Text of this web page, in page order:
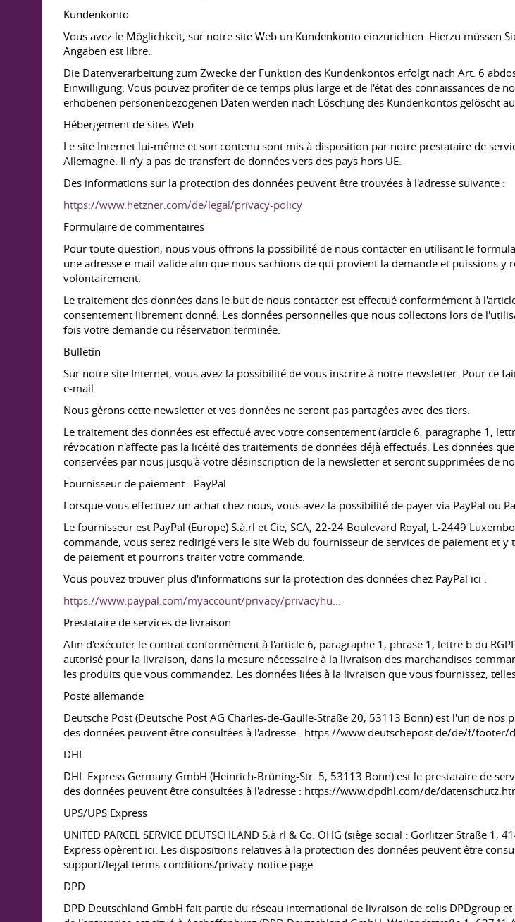
Kundenkonto
Vous avez le Möglichkeit, sur notre site Web un Kundenkonto einzurichten. Hierzu müssen
Angaben est libre.
Die Datenverarbeitung zum Zwecke der Funktion des Kundenkontos erfolgt nach Art. 6
Einwilligung. Vous pouvez profiter de ce temps plus large et de l'état des connaissances de
erhobenen personenbezogenen Daten werden nach Löschung des Kundenkontos gelöscht
Hébergement de sites Web
Le site Internet lui-même et son contenu sont mis à disposition par notre prestataire de
Allemagne. Il n’y a pas de transfert de données vers des pays hors UE.
Des informations sur la protection des données peuvent être trouvées à l'adresse suivante :
https://www.hetzner.com/de/legal/privacy-policy
Formulaire de commentaires
Pour toute question, nous vous offrons la possibilité de nous contacter en utilisant le
une adresse e-mail valide afin que nous sachions de qui provient la demande et puissions
volontairement.
Le traitement des données dans le but de nous contacter est effectué conformément à
consentement librement donné. Les données personnelles que nous collectons lors de
fois votre demande ou réservation terminée.
Bulletin
Sur notre site Internet, vous avez la possibilité de vous inscrire à notre newsletter. Pour ce
e-mail.
Nous gérons cette newsletter et vos données ne seront pas partagées avec des tiers.
Le traitement des données est effectué avec votre consentement (article 6, paragraphe 1,
révocation n'affecte pas la licéité des traitements de données déjà effectués. Les données
conservées par nous jusqu'à votre désinscription de la newsletter et seront supprimées de
Fournisseur de paiement - PayPal
Lorsque vous effectuez un achat chez nous, vous avez la possibilité de payer via PayPal ou
Le fournisseur est PayPal (Europe) S.à.rl et Cie, SCA, 22-24 Boulevard Royal, L-2449
commande, vous serez redirigé vers le site Web du fournisseur de services de paiement
de paiement et pourrons traiter votre commande.
Vous pouvez trouver plus d'informations sur la protection des données chez PayPal ici :
https://www.paypal.com/myaccount/privacy/privacyhu...
Prestataire de services de livraison
Afin d'exécuter le contrat conformément à l'article 6, paragraphe 1, phrase 1, lettre b du
autorisé pour la livraison, dans la mesure nécessaire à la livraison des marchandises
les produits que vous commandez. Les données liées à la livraison que vous fournissez,
Poste allemande
Deutsche Post (Deutsche Post AG Charles-de-Gaulle-Straße 20, 53113 Bonn) est l'un de
des données peuvent être consultées à l'adresse : https://www.deutschepost.de/de/f/footer/
DHL
DHL Express Germany GmbH (Heinrich-Brüning-Str. 5, 53113 Bonn) est le prestataire de
des données peuvent être consultées à l'adresse : https://www.dpdhl.com/de/
UPS/UPS Express
UNITED PARCEL SERVICE DEUTSCHLAND S.à rl & Co. OHG (siège social : Görlitzer Straße
Express opèrent ici. Les dispositions relatives à la protection des données peuvent être
support/legal-terms-conditions/privacy-notice.page.
DPD
DPD Deutschland GmbH fait partie du réseau international de livraison de colis DPDgroup